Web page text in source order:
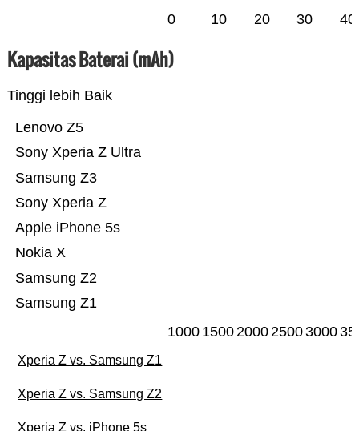
0 10 20 30 40
Kapasitas Baterai (mAh)
Tinggi lebih Baik
Samsung Z1
Samsung Z2
Nokia X
Apple iPhone 5s
Sony Xperia Z
Samsung Z3
Sony Xperia Z Ultra
Lenovo Z5
1000 1500200025003000
Xperia Z vs. Samsung Z1
Xperia Z vs. Samsung Z2
Xperia Z vs. iPhone 5s